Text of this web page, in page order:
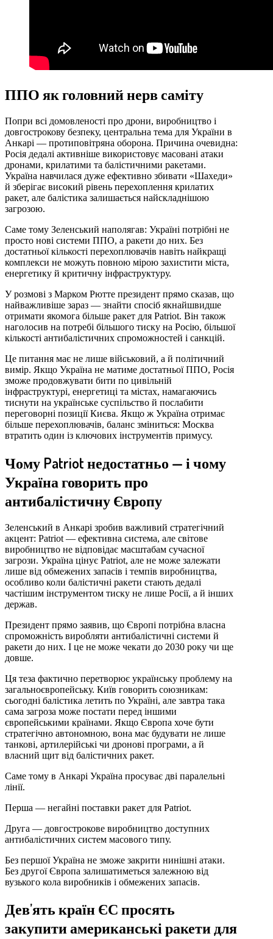
ППО як головний нерв саміту
Попри всі домовленості про дрони, виробництво і
довгострокову безпеку, центральна тема для України в
Анкарі — протиповітряна оборона. Причина очевидна:
Росія дедалі активніше використовує масовані атаки
дронами, крилатими та балістичними ракетами.
Україна навчилася дуже ефективно збивати «Шахеди»
й зберігає високий рівень перехоплення крилатих
ракет, але балістика залишається найскладнішою
загрозою.
Саме тому Зеленський наполягав: Україні потрібні не
просто нові системи ППО, а ракети до них. Без
достатньої кількості перехоплювачів навіть найкращі
комплекси не можуть повною мірою захистити міста,
енергетику й критичну інфраструктуру.
У розмові з Марком Рютте президент прямо сказав, що
найважливіше зараз — знайти спосіб якнайшвидше
отримати якомога більше ракет для Patriot. Він також
наголосив на потребі більшого тиску на Росію, більшої
кількості антибалістичних спроможностей і санкцій.
Це питання має не лише військовий, а й політичний
вимір. Якщо Україна не матиме достатньої ППО, Росія
зможе продовжувати бити по цивільній
інфраструктурі, енергетиці та містах, намагаючись
тиснути на українське суспільство й послабити
переговорні позиції Києва. Якщо ж Україна отримає
більше перехоплювачів, баланс зміниться: Москва
втратить один із ключових інструментів примусу.
Чому Patriot недостатньо — і чому
Україна говорить про
антибалістичну Європу
Зеленський в Анкарі зробив важливий стратегічний
акцент: Patriot — ефективна система, але світове
виробництво не відповідає масштабам сучасної
загрози. Україна цінує Patriot, але не може залежати
лише від обмежених запасів і темпів виробництва,
особливо коли балістичні ракети стають дедалі
частішим інструментом тиску не лише Росії, а й інших
держав.
Президент прямо заявив, що Європі потрібна власна
спроможність виробляти антибалістичні системи й
ракети до них. І це не може чекати до 2030 року чи ще
довше.
Ця теза фактично перетворює українську проблему на
загальноєвропейську. Київ говорить союзникам:
сьогодні балістика летить по Україні, але завтра така
сама загроза може постати перед іншими
європейськими країнами. Якщо Європа хоче бути
стратегічно автономною, вона має будувати не лише
танкові, артилерійські чи дронові програми, а й
власний щит від балістичних ракет.
Саме тому в Анкарі Україна просуває дві паралельні
лінії.
Перша — негайні поставки ракет для Patriot.
Друга — довгострокове виробництво доступних
антибалістичних систем масового типу.
Без першої Україна не зможе закрити нинішні атаки.
Без другої Європа залишатиметься залежною від
вузького кола виробників і обмежених запасів.
Дев’ять країн ЄС просять
закупити американські ракети для